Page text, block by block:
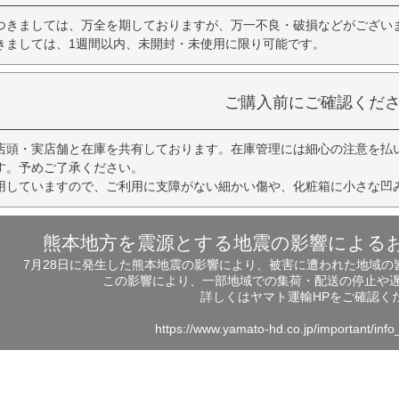
きましては、万全を期しておりますが、万一不良・破損などがござ
ましては、1週間以内、未開封・未使用に限り可能です。
ご購入前にご確認くだ
頭・実店舗と在庫を共有しております。在庫管理には細心の注意を
予めご了承ください。
していますので、ご利用に支障がない細かい傷や、化粧箱に小さな
熊本地方を震源とする地震の影響による
7月28日に発生した熊本地震の影響により、被害に遭われた地域
この影響により、一部地域での集荷・配送の停止や
詳しくはヤマト運輸HPをご確認く
https://www.yamato-hd.co.jp/important/